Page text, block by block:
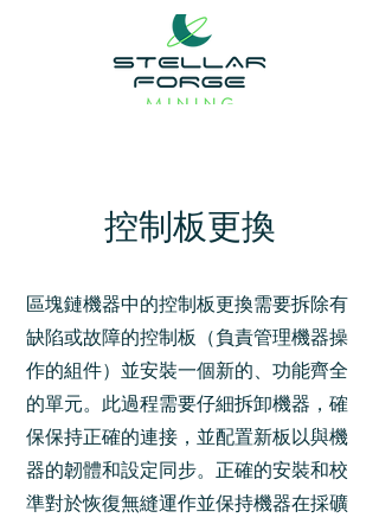
控制板更換
區塊鏈機器中的控制板更換需要拆除有
缺陷或故障的控制板（負責管理機器操
作的組件）並安裝一個新的、功能齊全
的單元。此過程需要仔細拆卸機器，確
保保持正確的連接，並配置新板以與機
器的韌體和設定同步。正確的安裝和校
準對於恢復無縫運作並保持機器在採礦